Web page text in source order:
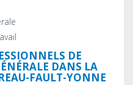
DE
DANS LA
FAULT-YONNE